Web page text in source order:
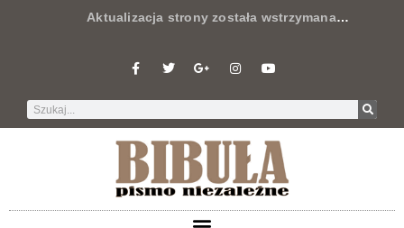
Aktualizacja strony została wstrzymana…